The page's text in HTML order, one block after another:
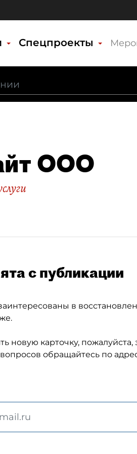
Спецпроекты
ООО
с публикации
в
новую карточку, пожалуйста,
обращайтесь по